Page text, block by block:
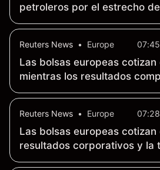
petroleros por el estrecho
mantiene en niveles
Reuters News • Europe
Las bolsas europeas cotizan
mientras los resultados
del sector tecnológico
Reuters News • Europe
Las bolsas europeas
resultados corporativos y la
Oriente Medio